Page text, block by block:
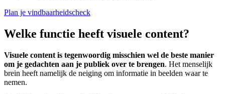
Plan je vindbaarheidscheck
Welke functie heeft visuele content?
Visuele content is tegenwoordig misschien wel de beste manier
om je gedachten aan je publiek over te brengen. Het menselijk
brein heeft namelijk de neiging om informatie in beelden waar te
nemen.